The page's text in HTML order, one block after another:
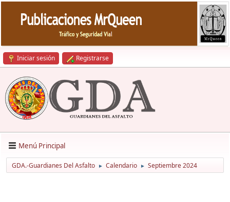
Iniciar sesión Registrarse
Menú Principal
GDA.-Guardianes Del Asfalto ► Calendario ► Septiembre 2024